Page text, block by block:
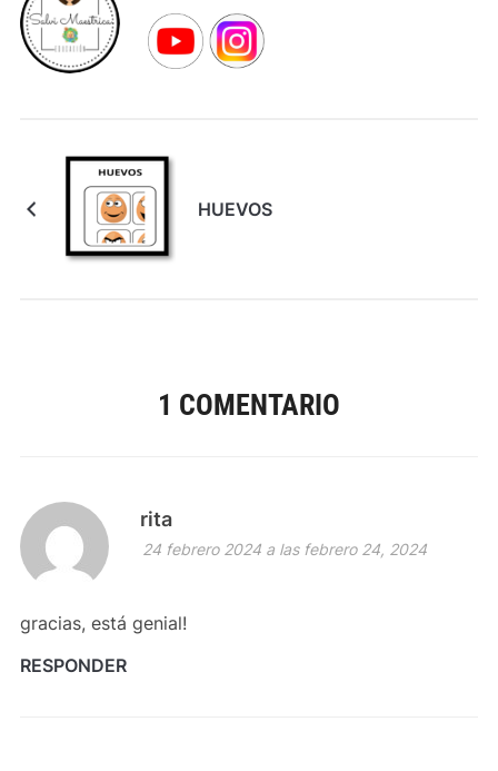
HUEVOS
1 COMENTARIO
rita
24 febrero 2024 a las febrero 24, 2024
gracias, está genial!
RESPONDER